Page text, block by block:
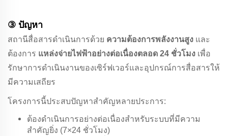
③ ปัญหา
สถานีสื่อสารดำเนินการด้วย ความต้องการพลังงานสูง และ
ต้องการ แหล่งจ่ายไฟฟ้าอย่างต่อเนื่องตลอด 24 ชั่วโมง เพื่อ
รักษาการดำเนินงานของเซิร์ฟเวอร์และอุปกรณ์การสื่อสารให้
มีความเสถียร
โครงการนี้ประสบปัญหาสำคัญหลายประการ:
ต้องดำเนินการอย่างต่อเนื่องสำหรับระบบที่มีความ
สำคัญยิ่ง (7×24 ชั่วโมง)